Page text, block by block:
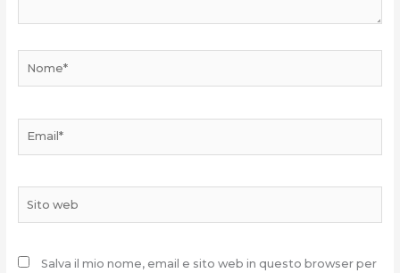
web
Salva il mio nome, email e sito web in questo browser per